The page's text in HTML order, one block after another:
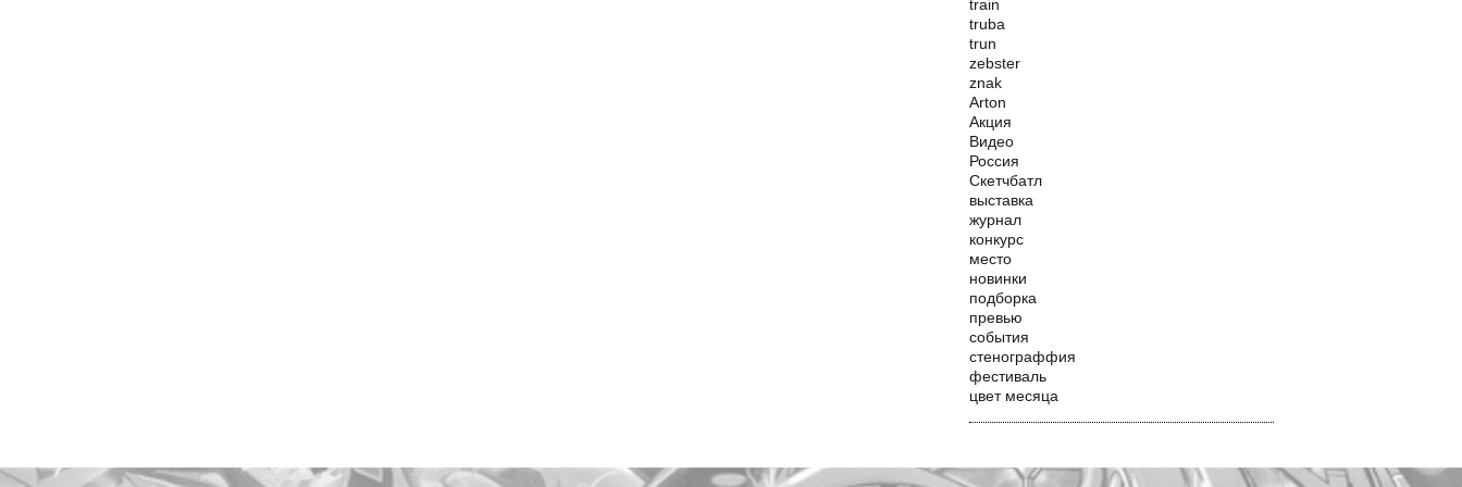
train
truba
trun
zebster
znak
Аrton
Акция
Видео
Россия
Скетчбатл
выставка
журнал
конкурс
место
новинки
подборка
превью
события
стенограффия
фестиваль
цвет месяца